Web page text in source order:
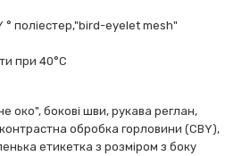
° поліестер,"bird-eyelet mesh"
при 40°C
око", бокові шви, рукава реглан,
обробка горловини (CBY),
етикетка з розміром з боку